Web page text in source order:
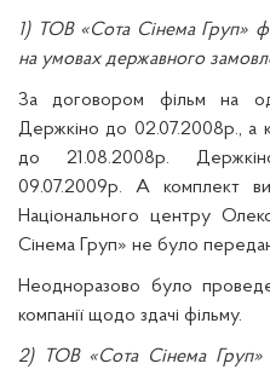
1) ТОВ «Сота Сінема Груп»
на умовах державного
За договором фільм на
Держкіно до 02.07.2008р., а
до 21.08.2008р.
09.07.2009р. А комплект
Національного центру
Сінема Груп» не було
Неодноразово було
компанії щодо здачі фільму.
2) ТОВ «Сота Сінема